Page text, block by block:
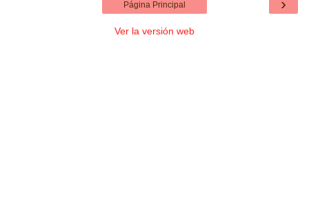
Página Principal
Ver la versión web